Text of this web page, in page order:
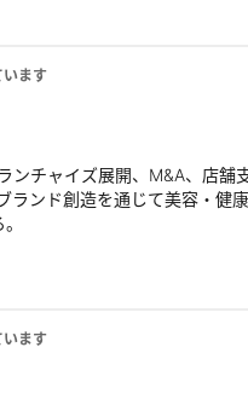
います
チャイズ展開、M&A、店舗
ランド創造を通じて美容・健
います